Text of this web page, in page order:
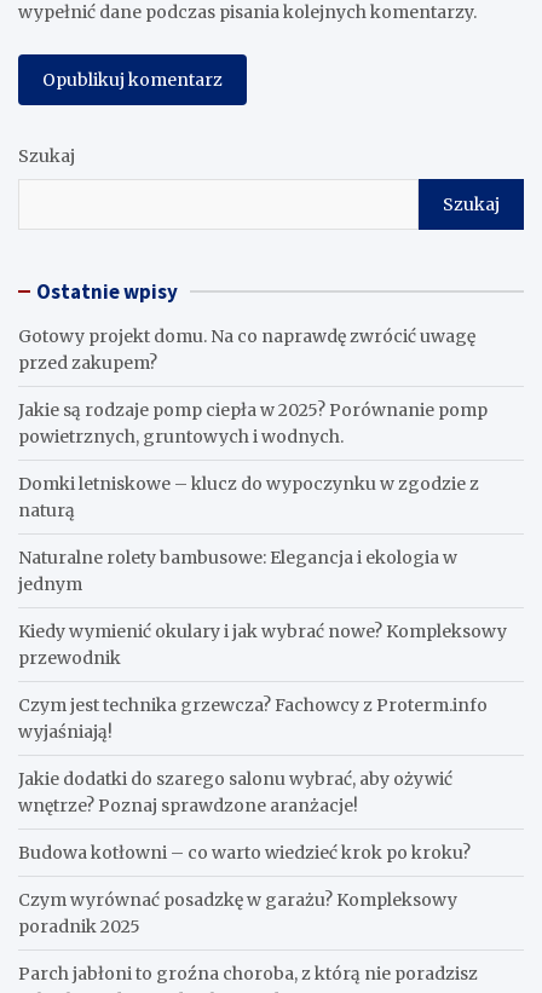
wypełnić dane podczas pisania kolejnych komentarzy.
Szukaj
Szukaj
Ostatnie wpisy
Gotowy projekt domu. Na co naprawdę zwrócić uwagę
przed zakupem?
Jakie są rodzaje pomp ciepła w 2025? Porównanie pomp
powietrznych, gruntowych i wodnych.
Domki letniskowe – klucz do wypoczynku w zgodzie z
naturą
Naturalne rolety bambusowe: Elegancja i ekologia w
jednym
Kiedy wymienić okulary i jak wybrać nowe? Kompleksowy
przewodnik
Czym jest technika grzewcza? Fachowcy z Proterm.info
wyjaśniają!
Jakie dodatki do szarego salonu wybrać, aby ożywić
wnętrze? Poznaj sprawdzone aranżacje!
Budowa kotłowni – co warto wiedzieć krok po kroku?
Czym wyrównać posadzkę w garażu? Kompleksowy
poradnik 2025
Parch jabłoni to groźna choroba, z którą nie poradzisz